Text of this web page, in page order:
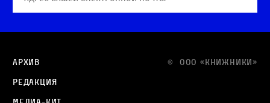
© OOO «КНИЖНИКИ»
Архив
Редакция